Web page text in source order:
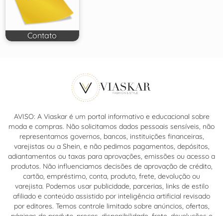
Contato
AVISO: A Viaskar é um portal informativo e educacional sobre
moda e compras. Não solicitamos dados pessoais sensíveis, não
representamos governos, bancos, instituições financeiras,
varejistas ou a Shein, e não pedimos pagamentos, depósitos,
adiantamentos ou taxas para aprovações, emissões ou acesso a
produtos. Não influenciamos decisões de aprovação de crédito,
cartão, empréstimo, conta, produto, frete, devolução ou
varejista. Podemos usar publicidade, parcerias, links de estilo
afiliado e conteúdo assistido por inteligência artificial revisado
por editores. Temos controle limitado sobre anúncios, ofertas,